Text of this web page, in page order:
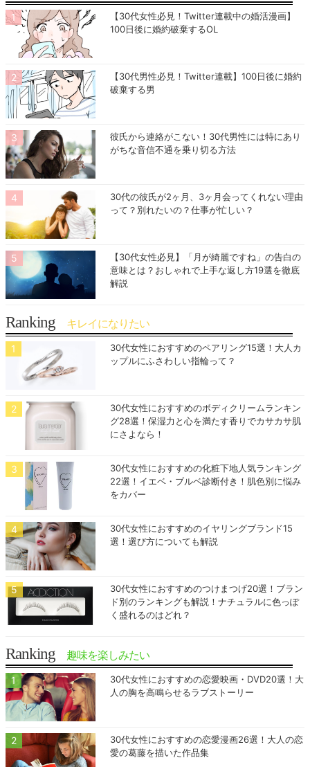
【30代女性必見！Twitter連載中の婚活漫画】
100日後に婚約破棄するOL
【30代男性必見！Twitter連載】100日後に婚約
破棄する男
彼氏から連絡がこない！30代男性には特にあり
がちな音信不通を乗り切る方法
30代の彼氏が2ヶ月、3ヶ月会ってくれない理由
って？別れたいの？仕事が忙しい？
【30代女性必見】「月が綺麗ですね」の告白の
意味とは？おしゃれで上手な返し方19選を徹底
解説
Ranking キレイになりたい
30代女性におすすめのペアリング15選！大人カ
ップルにふさわしい指輪って？
30代女性におすすめのボディクリームランキン
グ28選！保湿力と心を満たす香りでカサカサ肌
にさよなら！
30代女性におすすめの化粧下地人気ランキング
22選！イエベ・ブルベ診断付き！肌色別に悩み
をカバー
30代女性におすすめのイヤリングブランド15
選！選び方についても解説
30代女性におすすめのつけまつげ20選！ブラン
ド別のランキングも解説！ナチュラルに色っぽ
く盛れるのはどれ？
Ranking 趣味を楽しみたい
30代女性におすすめの恋愛映画・DVD20選！大
人の胸を高鳴らせるラブストーリー
30代女性におすすめの恋愛漫画26選！大人の恋
愛の葛藤を描いた作品集